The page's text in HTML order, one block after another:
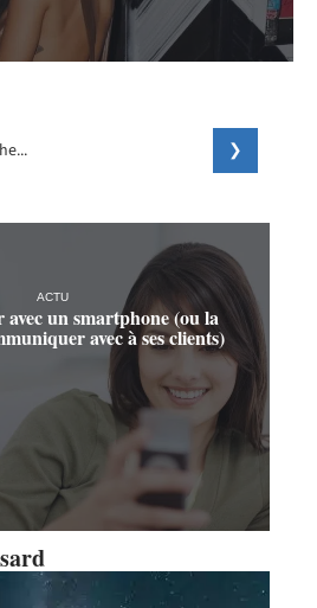
ACTU
un smartphone (ou la
avec à ses clients)